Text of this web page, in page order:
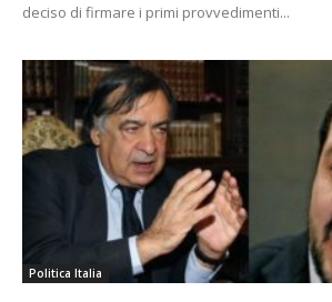
deciso di firmare i primi provvedimenti...
Politica Italia